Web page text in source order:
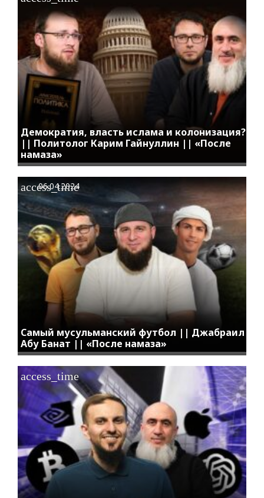
Демократия, власть ислама и колонизация?
|| Политолог Карим Гайнуллин || «После
намаза»
Самый мусульманский футбол || Джабраил
Абу Банат || «После намаза»
access_time
06.04.2024
access_time